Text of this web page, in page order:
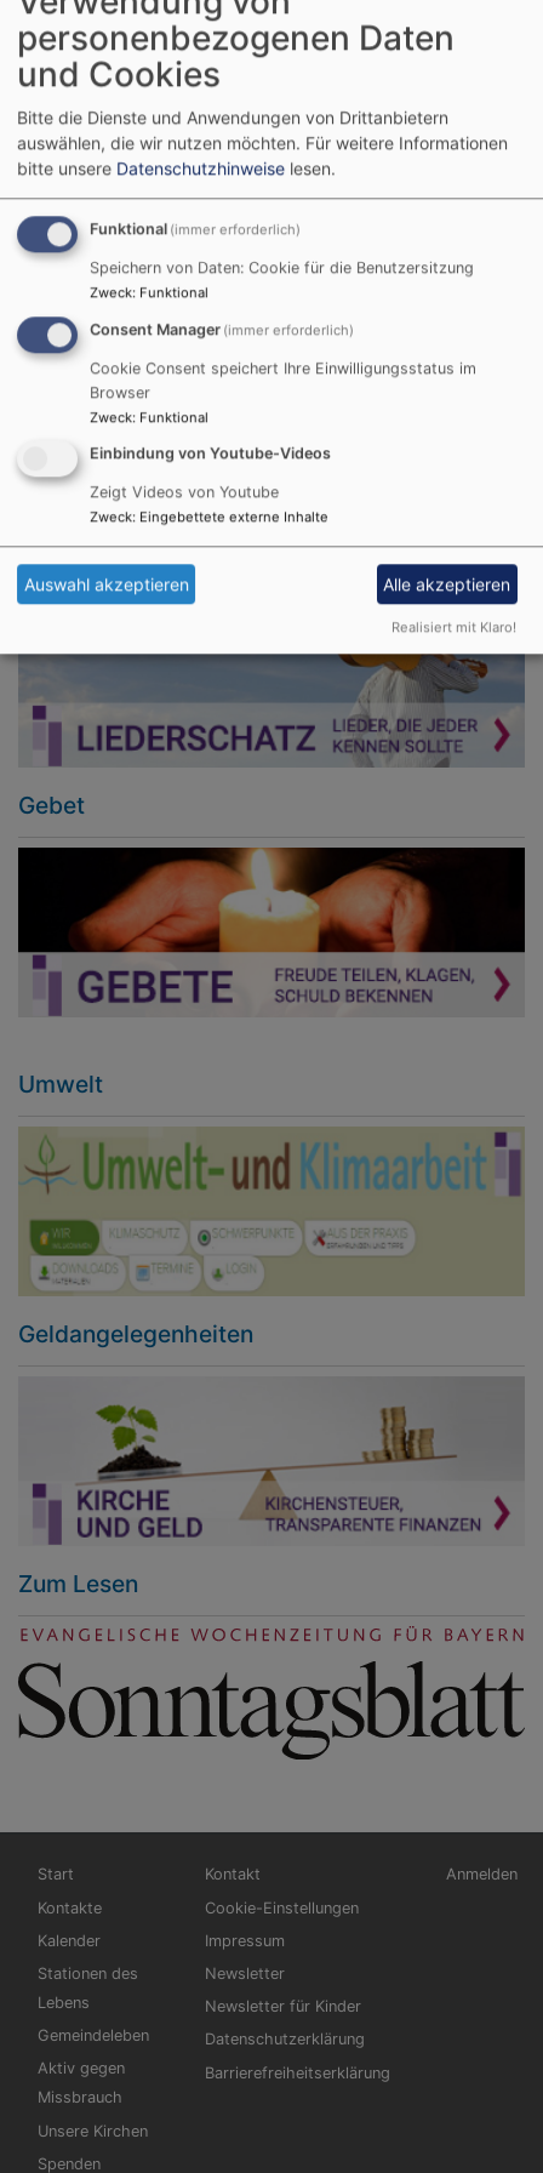
www.kath-kirche-kahl.de
Pfarreiengemeinschaft Karlstein
63791 Karlstein
06188 / 9143514
www.pg-karlstein.de
Liederschatz
Gebet
Umwelt
Geldangelegenheiten
Zum Lesen
Hauptnavigation
Start
Kontakte
Kalender
Stationen des
Lebens
Gemeindeleben
Aktiv gegen
Missbrauch
Unsere Kirchen
Spenden
Fußbereichsmenü
Kontakt
Cookie-Einstellungen
Impressum
Newsletter
Newsletter für Kinder
Datenschutzerklärung
Barrierefreiheitserklärung
Anmelden
personenbezogenen Daten
und Cookies
Bitte die Dienste und Anwendungen von Drittanbietern
auswählen, die wir nutzen möchten. Für weitere Informationen
bitte unsere Datenschutzhinweise lesen.
Funktional (immer erforderlich)
Speichern von Daten: Cookie für die Benutzersitzung
Zweck: Funktional
Consent Manager (immer erforderlich)
Cookie Consent speichert Ihre Einwilligungsstatus im
Browser
Zweck: Funktional
Einbindung von Youtube-Videos
Zeigt Videos von Youtube
Zweck: Eingebettete externe Inhalte
Auswahl akzeptieren Alle akzeptieren
Realisiert mit Klaro!